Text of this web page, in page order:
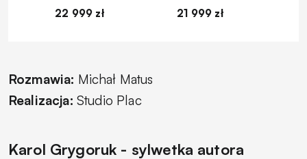
22 999 zł
21 999 zł
Rozmawia: Michał Matus
Realizacja: Studio Plac
Karol Grygoruk - sylwetka autora